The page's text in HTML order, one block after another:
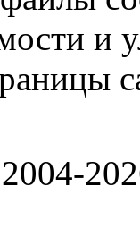
и